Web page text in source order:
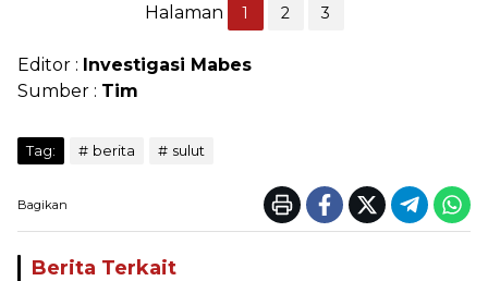
Halaman 1 2 3
Editor : Investigasi Mabes
Sumber : Tim
Tag: berita sulut
Bagikan
Berita Terkait